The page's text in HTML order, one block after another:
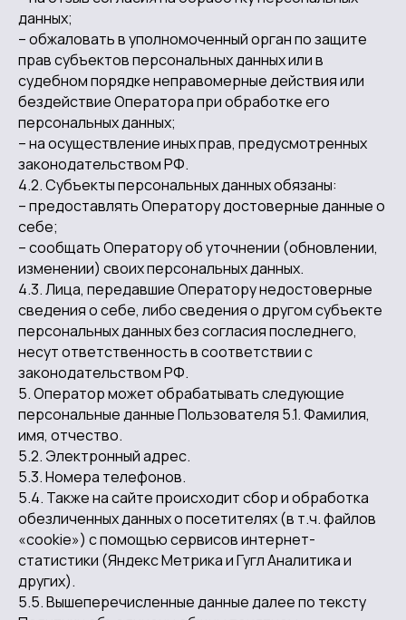
данных;
– обжаловать в уполномоченный орган по защите
прав субъектов персональных данных или в
судебном порядке неправомерные действия или
бездействие Оператора при обработке его
персональных данных;
– на осуществление иных прав, предусмотренных
законодательством РФ.
4.2. Субъекты персональных данных обязаны:
– предоставлять Оператору достоверные данные о
себе;
– сообщать Оператору об уточнении (обновлении,
изменении) своих персональных данных.
4.3. Лица, передавшие Оператору недостоверные
сведения о себе, либо сведения о другом субъекте
персональных данных без согласия последнего,
несут ответственность в соответствии с
законодательством РФ.
5. Оператор может обрабатывать следующие
персональные данные Пользователя 5.1. Фамилия,
имя, отчество.
5.2. Электронный адрес.
5.3. Номера телефонов.
5.4. Также на сайте происходит сбор и обработка
обезличенных данных о посетителях (в т.ч. файлов
«cookie») с помощью сервисов интернет-
статистики (Яндекс Метрика и Гугл Аналитика и
других).
5.5. Вышеперечисленные данные далее по тексту